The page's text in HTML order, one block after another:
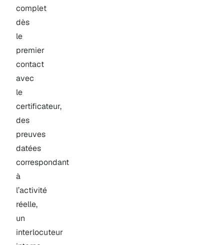
complet
dès
le
premier
contact
avec
le
certificateur,
des
preuves
datées
correspondant
à
l’activité
réelle,
un
interlocuteur